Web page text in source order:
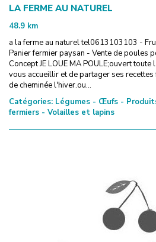
LA FERME AU NATUREL
48.9 km
a la ferme au naturel tel0613103103 -
Panier fermier paysan - Vente de poules
Concept JE LOUE MA POULE;ouvert
vous accueillir et de partager ses
de cheminée l'hiver.ou...
Catégories: Légumes - Œufs -
fermiers - Volailles et lapins